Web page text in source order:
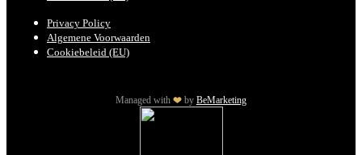
Privacy Policy
Algemene Voorwaarden
Cookiebeleid (EU)
Managed with by BeMarketing